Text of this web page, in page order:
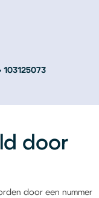
103125073
door
door een nummer